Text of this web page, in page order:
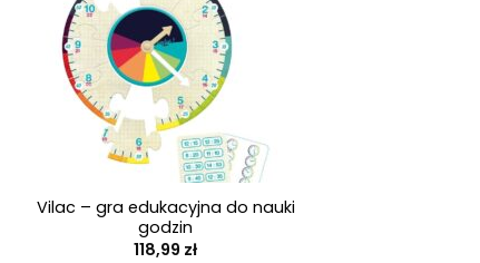
Vilac – gra edukacyjna do nauki
godzin
118,99 zł